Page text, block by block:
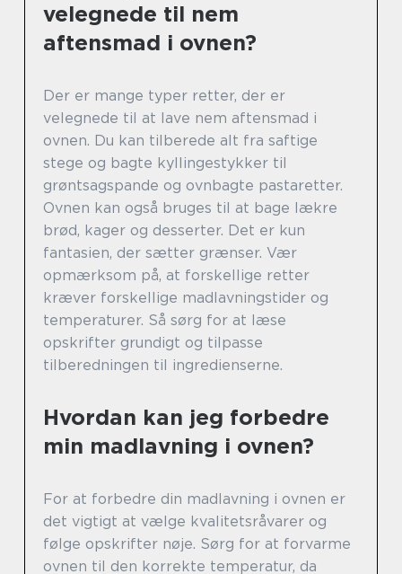
velegnede til nem
aftensmad i ovnen?
Der er mange typer retter, der er
velegnede til at lave nem aftensmad i
ovnen. Du kan tilberede alt fra saftige
stege og bagte kyllingestykker til
grøntsagspande og ovnbagte pastaretter.
Ovnen kan også bruges til at bage lækre
brød, kager og desserter. Det er kun
fantasien, der sætter grænser. Vær
opmærksom på, at forskellige retter
kræver forskellige madlavningstider og
temperaturer. Så sørg for at læse
opskrifter grundigt og tilpasse
tilberedningen til ingredienserne.
Hvordan kan jeg forbedre
min madlavning i ovnen?
For at forbedre din madlavning i ovnen er
det vigtigt at vælge kvalitetsråvarer og
følge opskrifter nøje. Sørg for at forvarme
ovnen til den korrekte temperatur, da